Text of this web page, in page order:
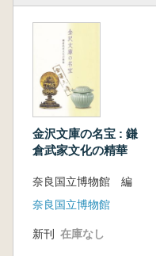
金沢文庫の名宝 : 鎌
倉武家文化の精華
奈良国立博物館 編
奈良国立博物館
新刊 在庫なし